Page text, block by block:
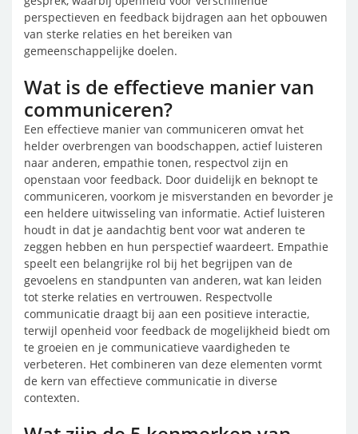
perspectieven en feedback bijdragen aan het opbouwen
van sterke relaties en het bereiken van
gemeenschappelijke doelen.
Wat is de effectieve manier van
communiceren?
Een effectieve manier van communiceren omvat het
helder overbrengen van boodschappen, actief luisteren
naar anderen, empathie tonen, respectvol zijn en
openstaan voor feedback. Door duidelijk en beknopt te
communiceren, voorkom je misverstanden en bevorder je
een heldere uitwisseling van informatie. Actief luisteren
houdt in dat je aandachtig bent voor wat anderen te
zeggen hebben en hun perspectief waardeert. Empathie
speelt een belangrijke rol bij het begrijpen van de
gevoelens en standpunten van anderen, wat kan leiden
tot sterke relaties en vertrouwen. Respectvolle
communicatie draagt bij aan een positieve interactie,
terwijl openheid voor feedback de mogelijkheid biedt om
te groeien en je communicatieve vaardigheden te
verbeteren. Het combineren van deze elementen vormt
de kern van effectieve communicatie in diverse
contexten.